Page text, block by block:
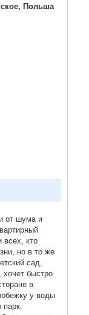
Польша
от шума и
всех, кто
но в то же
сад,
хочет быстро
в
у воды
парк.